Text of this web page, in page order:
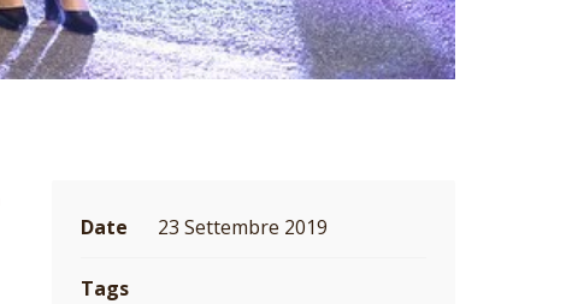
Date 23 Settembre 2019
Tags